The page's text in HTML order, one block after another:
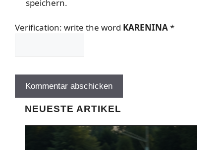
speichern.
Verification: write the word KARENINA*
NEUESTE ARTIKEL